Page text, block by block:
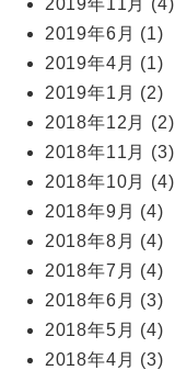
2019年11月
(4)
2019年6月 (1)
2019年4月 (1)
2019年1月 (2)
2018年12月
(2)
2018年11月
(3)
2018年10月
(4)
2018年9月 (4)
2018年8月 (4)
2018年7月 (4)
2018年6月 (3)
2018年5月 (4)
2018年4月 (3)